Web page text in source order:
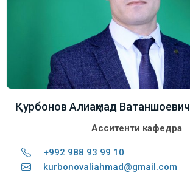
Қурбонов Алиаҳмад Ватаншоевич
Асситенти кафедра
+992 988 93 99 10
kurbonovaliahmad@gmail.com